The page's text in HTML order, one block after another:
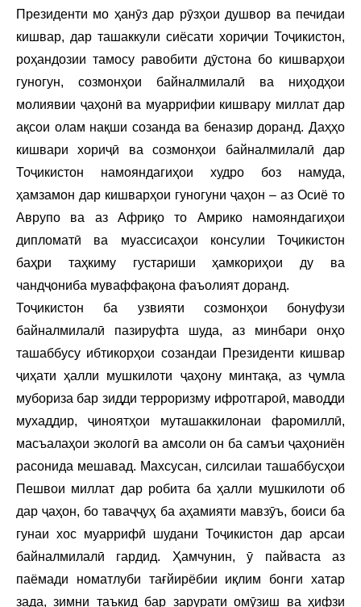
Президенти мо ҳанӯз дар рӯзҳои душвор ва печидаи
кишвар, дар ташаккули сиёсати хориҷии Тоҷикистон,
роҳандозии тамосу равобити дӯстона бо кишварҳои
гуногун, созмонҳои байналмилалӣ ва ниҳодҳои
молиявии ҷаҳонӣ ва муаррифии кишвару миллат дар
ақсои олам нақши созанда ва беназир доранд. Даҳҳо
кишвари хориҷӣ ва созмонҳои байналмилалӣ дар
Тоҷикистон намояндагиҳои худро боз намуда,
ҳамзамон дар кишварҳои гуногуни ҷаҳон – аз Осиё то
Аврупо ва аз Африқо то Амрико намояндагиҳои
дипломатӣ ва муассисаҳои консулии Тоҷикистон
баҳри таҳкиму густариши ҳамкориҳои ду ва
чандҷониба муваффақона фаъолият доранд.
Тоҷикистон ба узвияти созмонҳои бонуфузи
байналмилалӣ пазируфта шуда, аз минбари онҳо
ташаббусу ибтикорҳои созандаи Президенти кишвар
ҷиҳати ҳалли мушкилоти ҷаҳону минтақа, аз ҷумла
мубориза бар зидди терроризму ифротгароӣ, маводди
мухаддир, ҷиноятҳои муташаккилонаи фаромиллӣ,
масъалаҳои экологӣ ва амсоли он ба самъи ҷаҳониён
расонида мешавад. Махсусан, силсилаи ташаббусҳои
Пешвои миллат дар робита ба ҳалли мушкилоти об
дар ҷаҳон, бо таваҷҷуҳ ба аҳамияти мавзӯъ, боиси ба
гунаи хос муаррифӣ шудани Тоҷикистон дар арсаи
байналмилалӣ гардид. Ҳамчунин, ӯ пайваста аз
паёмади номатлуби тағйирёбии иқлим бонги хатар
зада, зимни таъкид бар зарурати омӯзиш ва ҳифзи